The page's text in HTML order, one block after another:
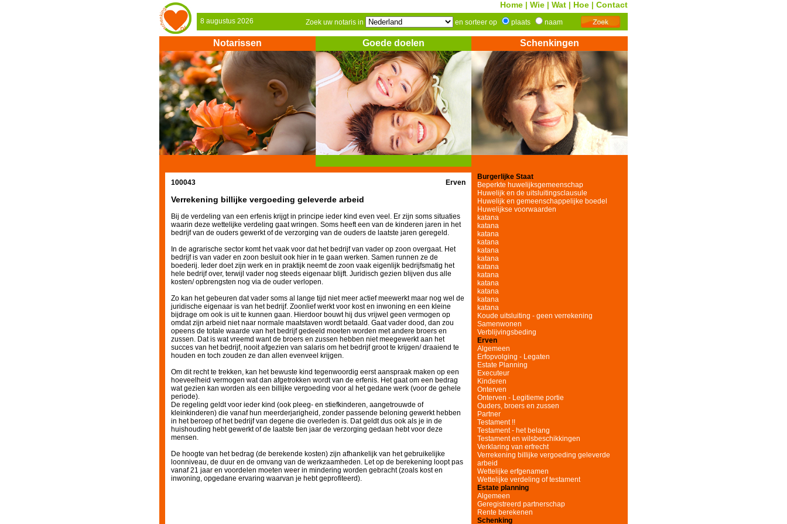
Home Wie Wat Hoe Contact
8 augustus 2026 Zoek uw notaris in en sorteer op plaats naam
Notarissen Goede doelen Schenkingen
100043 Erven
Verrekening billijke vergoeding geleverde arbeid
Bij de verdeling van een erfenis krijgt in principe ieder kind even veel. Er zijn soms situaties
waarin deze wettelijke verdeling gaat wringen. Soms heeft een van de kinderen jaren in het
bedrijf van de ouders gewerkt of de verzorging van de ouders de laatste jaren geregeld.
In de agrarische sector komt het vaak voor dat het bedrijf van vader op zoon overgaat. Het
bedrijf is van vader en zoon besluit ook hier in te gaan werken. Samen runnen ze de
boederij. Ieder doet zijn werk en in praktijk neemt de zoon vaak eigenlijk bedrijfsmatig het
hele bedrijf over, terwijl vader nog steeds eigenaar blijft. Juridisch gezien blijven dus alle
kosten/ opbrengsten nog via de ouder verlopen.
Zo kan het gebeuren dat vader soms al lange tijd niet meer actief meewerkt maar nog wel de
juridische eigenaar is van het bedrijf. Zoonlief werkt voor kost en inwoning en een kleine
bijdrage om ook is uit te kunnen gaan. Hierdoor bouwt hij dus vrijwel geen vermogen op
omdat zijn arbeid niet naar normale maatstaven wordt betaald. Gaat vader dood, dan zou
opeens de totale waarde van het bedrijf gedeeld moeten worden met andere broers en
zussen. Dat is wat vreemd want de broers en zussen hebben niet meegewerkt aan het
succes van het bedrijf, nooit afgezien van salaris om het bedrijf groot te krijgen/ draaiend te
houden en toch zouden ze dan allen evenveel krijgen.
Om dit recht te trekken, kan het bewuste kind tegenwoordig eerst aanspraak maken op een
hoeveelheid vermogen wat dan afgetrokken wordt van de erfenis. Het gaat om een bedrag
wat gezien kan worden als een billijke vergoeding voor al het gedane werk (voor de gehele
periode).
De regeling geldt voor ieder kind (ook pleeg- en stiefkinderen, aangetrouwde of
kleinkinderen) die vanaf hun meerderjarigheid, zonder passende beloning gewerkt hebben
in het beroep of het bedrijf van degene die overleden is. Dat geldt dus ook als je in de
huishouding hebt gewerkt of de laatste tien jaar de verzorging gedaan hebt voor deze
mensen.
De hoogte van het bedrag (de berekende kosten) zijn afhankelijk van het gebruikelijke
loonniveau, de duur en de omvang van de werkzaamheden. Let op de berekening loopt pas
vanaf 21 jaar en voordelen moeten weer in mindering worden gebracht (zoals kost en
inwoning, opgedane ervaring waarvan je hebt geprofiteerd).
Burgerlijke Staat
Beperkte huwelijksgemeenschap
Huwelijk en de uitsluitingsclausule
Huwelijk en gemeenschappelijke boedel
Huwelijkse voorwaarden
katana
katana
katana
katana
katana
katana
katana
katana
katana
katana
katana
katana
Koude uitsluiting - geen verrekening
Samenwonen
Verblijvingsbeding
Erven
Algemeen
Erfopvolging - Legaten
Estate Planning
Executeur
Kinderen
Onterven
Onterven - Legitieme portie
Ouders, broers en zussen
Partner
Testament !!
Testament - het belang
Testament en wilsbeschikkingen
Verklaring van erfrecht
Verrekening billijke vergoeding geleverde
arbeid
Wettelijke erfgenamen
Wettelijke verdeling of testament
Estate planning
Algemeen
Geregistreerd partnerschap
Rente berekenen
Schenking